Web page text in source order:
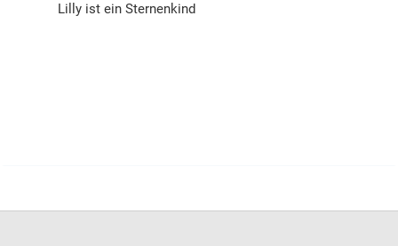
Lilly ist ein Sternenkind